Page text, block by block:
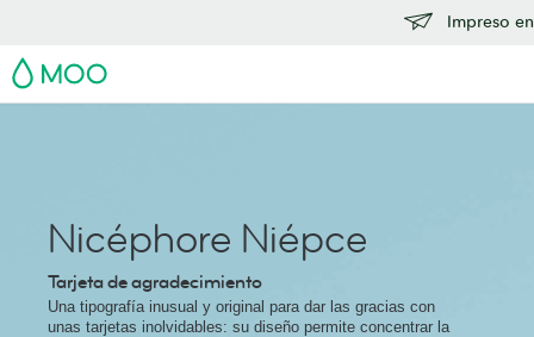
Impreso
MOO
Nicéphore Niépce
Tarjeta de agradecimiento
Una tipografía inusual y original para dar las gracias con
unas tarjetas inolvidables: su diseño permite concentrar la